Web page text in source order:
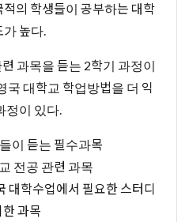
의 학생들이 공부하는 대학
가 높다.
과목을 듣는 2학기 과정이
국 대학교 학업방법을 더 익
정이 있다.
이 듣는 필수과목
전공 관련 과목
대학수업에서 필요한 스터디
과목